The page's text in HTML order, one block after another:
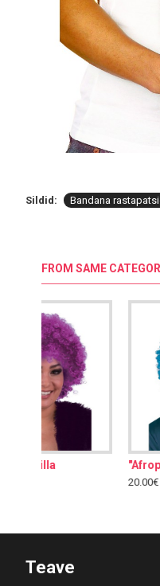
Sildid: Bandana
FROM SAME
"Pimedas helendav
Teave